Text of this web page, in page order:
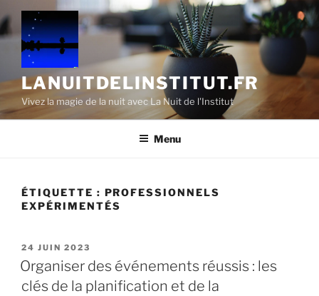
Aller
au
contenu
principal
LANUITDELINSTITUT.FR
Vivez la magie de la nuit avec La Nuit de l'Institut
Menu
ÉTIQUETTE : PROFESSIONNELS
EXPÉRIMENTÉS
PUBLIÉ
LE
24 JUIN 2023
Organiser des événements réussis : les
clés de la planification et de la